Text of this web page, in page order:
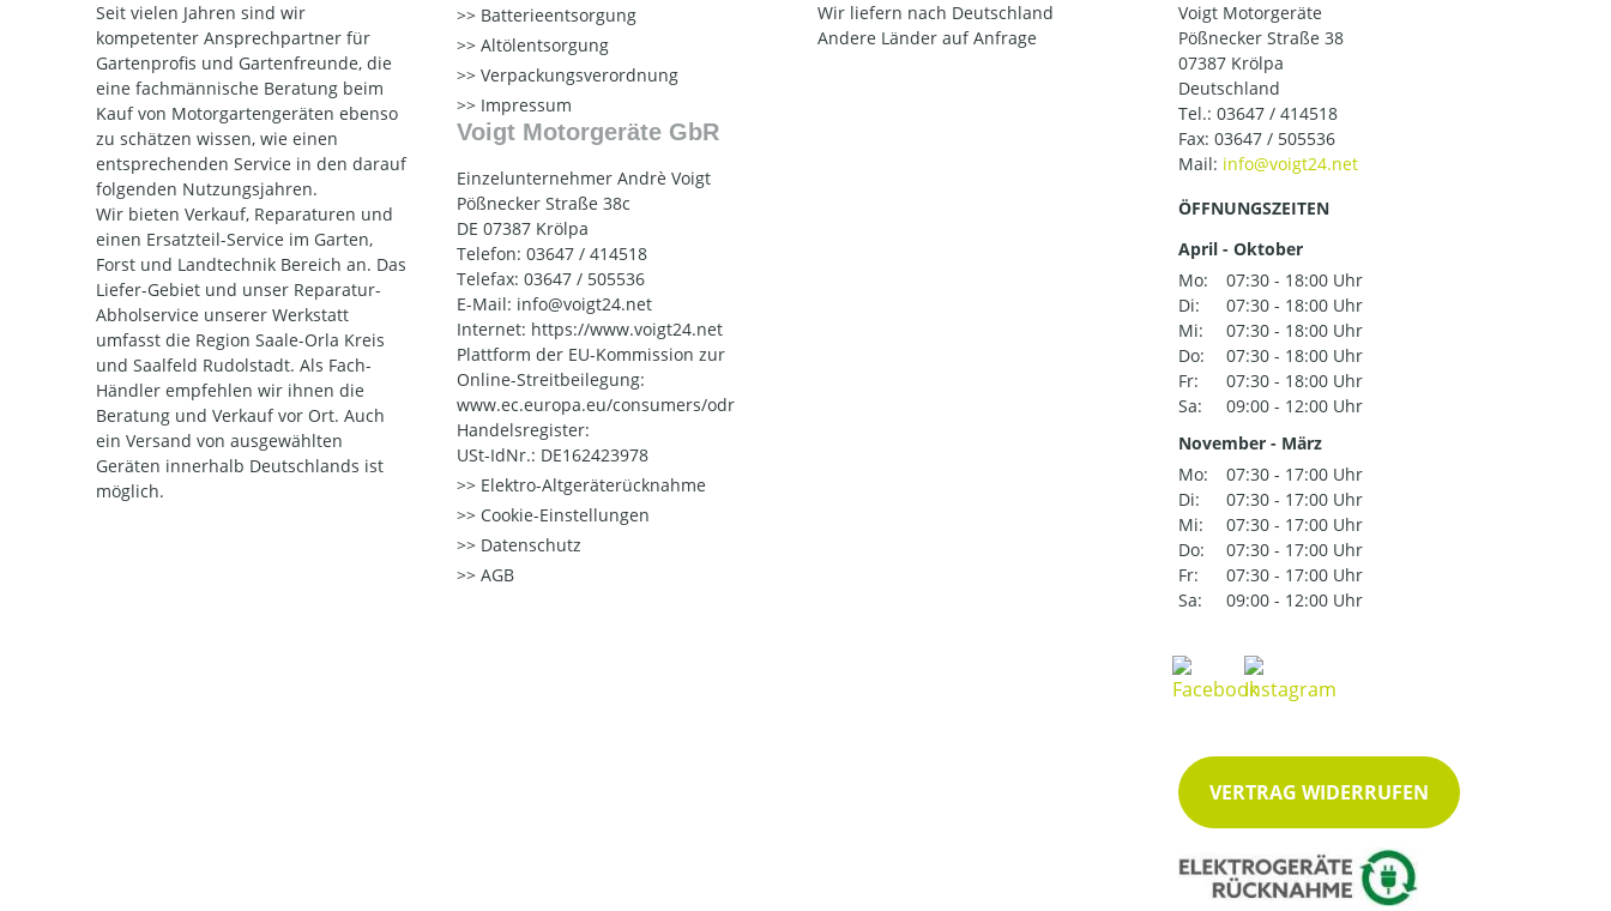
Seit vielen Jahren sind wir
kompetenter Ansprechpartner für
Gartenprofis und Gartenfreunde, die
eine fachmännische Beratung beim
Kauf von Motorgartengeräten ebenso
zu schätzen wissen, wie einen
entsprechenden Service in den darauf
folgenden Nutzungsjahren.
Wir bieten Verkauf, Reparaturen und
einen Ersatzteil-Service im Garten,
Forst und Landtechnik Bereich an. Das
Liefer-Gebiet und unser Reparatur-
Abholservice unserer Werkstatt
umfasst die Region Saale-Orla Kreis
und Saalfeld Rudolstadt. Als Fach-
Händler empfehlen wir ihnen die
Beratung und Verkauf vor Ort. Auch
ein Versand von ausgewählten
Geräten innerhalb Deutschlands ist
möglich.
Batterieentsorgung
Altölentsorgung
Verpackungsverordnung
Impressum
Voigt Motorgeräte GbR
Einzelunternehmer Andrè Voigt
Pößnecker Straße 38c
DE 07387 Krölpa
Telefon: 03647 / 414518
Telefax: 03647 / 505536
E-Mail: info@voigt24.net
Internet: https://www.voigt24.net
Plattform der EU-Kommission zur
Online-Streitbeilegung:
www.ec.europa.eu/consumers/odr
Handelsregister:
USt-IdNr.: DE162423978
Elektro-Altgeräterücknahme
Cookie-Einstellungen
Datenschutz
AGB
Wir liefern nach Deutschland
Andere Länder auf Anfrage
Voigt Motorgeräte
Pößnecker Straße 38
07387 Krölpa
Deutschland
Tel.: 03647 / 414518
Fax: 03647 / 505536
Mail:
ÖFFNUNGSZEITEN
April - Oktober
Mo:
07:30 - 18:00 Uhr
Di:
07:30 - 18:00 Uhr
Mi:
07:30 - 18:00 Uhr
Do:
07:30 - 18:00 Uhr
Fr:
07:30 - 18:00 Uhr
Sa:
09:00 - 12:00 Uhr
November - März
Mo:
07:30 - 17:00 Uhr
Di:
07:30 - 17:00 Uhr
Mi:
07:30 - 17:00 Uhr
Do:
07:30 - 17:00 Uhr
Fr:
07:30 - 17:00 Uhr
Sa:
09:00 - 12:00 Uhr
VERTRAG WIDERRUFEN